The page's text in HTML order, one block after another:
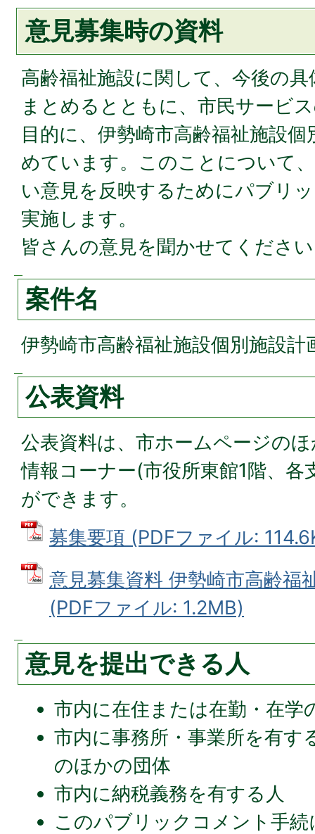
意見募集時の資料
高齢福祉施設に関して、今後の
まとめるとともに、市民サービ
目的に、伊勢崎市高齢福祉施設
めています。このことについて
い意見を反映するためにパブリ
実施します。
皆さんの意見を聞かせてくださ
案件名
伊勢崎市高齢福祉施設個別施設計
公表資料
公表資料は、市ホームページの
情報コーナー(市役所東館1階、
ができます。
募集要項 (PDFファイル:
意見募集資料 伊勢崎市高齢福
(PDFファイル: 1.2MB)
意見を提出できる人
市内に在住または在勤・在学
市内に事務所・事業所を有す
のほかの団体
市内に納税義務を有する人
このパブリックコメント手